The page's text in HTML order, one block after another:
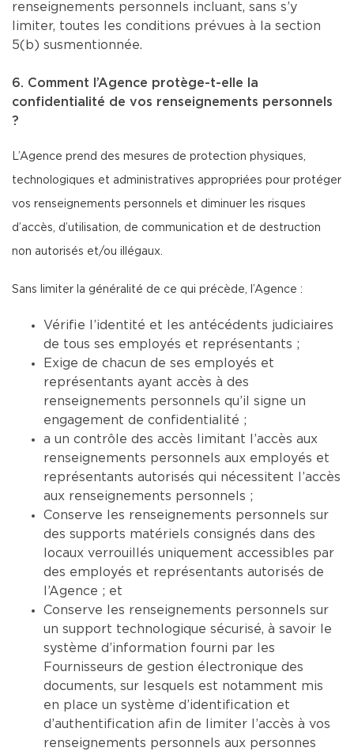
renseignements personnels incluant, sans s’y
limiter, toutes les conditions prévues à la section
5(b) susmentionnée.
6. Comment l’Agence protège-t-elle la
confidentialité de vos renseignements personnels
?
L’Agence prend des mesures de protection physiques,
technologiques et administratives appropriées pour protéger
vos renseignements personnels et diminuer les risques
d’accès, d’utilisation, de communication et de destruction
non autorisés et/ou illégaux.
Sans limiter la généralité de ce qui précède, l’Agence :
Vérifie l’identité et les antécédents judiciaires
de tous ses employés et représentants ;
Exige de chacun de ses employés et
représentants ayant accès à des
renseignements personnels qu’il signe un
engagement de confidentialité ;
a un contrôle des accès limitant l’accès aux
renseignements personnels aux employés et
représentants autorisés qui nécessitent l’accès
aux renseignements personnels ;
Conserve les renseignements personnels sur
des supports matériels consignés dans des
locaux verrouillés uniquement accessibles par
des employés et représentants autorisés de
l’Agence ; et
Conserve les renseignements personnels sur
un support technologique sécurisé, à savoir le
système d’information fourni par les
Fournisseurs de gestion électronique des
documents, sur lesquels est notamment mis
en place un système d’identification et
d’authentification afin de limiter l’accès à vos
renseignements personnels aux personnes